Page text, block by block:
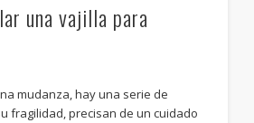
una vajilla para
mudanza, hay una serie de
fragilidad, precisan de un cuidado